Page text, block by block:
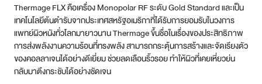
Thermage FLX คือเครื่อง Monopolar RF ระดับ Gold Standard และเป็น
เทคโนโลยีต้นตำรับจากประเทศสหรัฐอเมริกาที่ได้รับการยอมรับในวงการ
แพทย์ผิวหนังทั่วโลกมายาวนาน Thermage ขึ้นชื่อในเรื่องของประสิทธิภาพ
การส่งพลังงานความร้อนที่ทรงพลัง สามารถกระตุ้นการสร้างและจัดเรียงตัว
ของคอลลาเจนได้อย่างดีเยี่ยม ช่วยลดเลือนริ้วรอย ทำให้ผิวที่เคยเหี่ยวย่น
กลับมาตึงกระชับได้อย่างชัดเจน